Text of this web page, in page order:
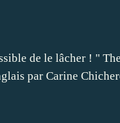
de le lâcher ! "
par Carine